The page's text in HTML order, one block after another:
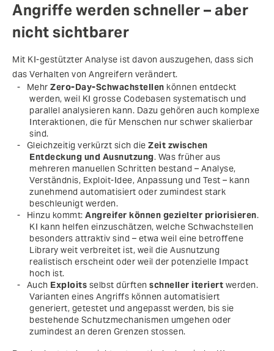
Angriffe werden schneller – aber
nicht sichtbarer
Mit KI-gestützter Analyse ist davon auszugehen, dass sich
das Verhalten von Angreifern verändert.
Mehr Zero-Day-Schwachstellen können entdeckt
werden, weil KI grosse Codebasen systematisch und
parallel analysieren kann. Dazu gehören auch komplexe
Interaktionen, die für Menschen nur schwer skalierbar
sind.
Gleichzeitig verkürzt sich die Zeit zwischen
Entdeckung und Ausnutzung. Was früher aus
mehreren manuellen Schritten bestand – Analyse,
Verständnis, Exploit-Idee, Anpassung und Test – kann
zunehmend automatisiert oder zumindest stark
beschleunigt werden.
Hinzu kommt: Angreifer können gezielter priorisieren.
KI kann helfen einzuschätzen, welche Schwachstellen
besonders attraktiv sind – etwa weil eine betroffene
Library weit verbreitet ist, weil die Ausnutzung
realistisch erscheint oder weil der potenzielle Impact
hoch ist.
Auch Exploits selbst dürften schneller iteriert werden.
Varianten eines Angriffs können automatisiert
generiert, getestet und angepasst werden, bis sie
bestehende Schutzmechanismen umgehen oder
zumindest an deren Grenzen stossen.